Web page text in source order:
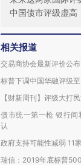
中国债市评级虚高
相关报道
交易商协会最新评价公
标普下调中国华融评级
【财新周刊】评级大打
债市统一第一枪 银行
认
政府支持可能性减弱 11
瑞信：2019年底标普